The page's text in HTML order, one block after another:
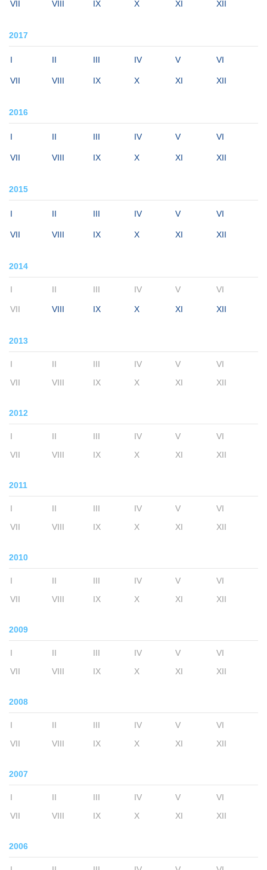
VII VIII IX X XI XII
2017
I II III IV V VI
VII VIII IX X XI XII
2016
I II III IV V VI
VII VIII IX X XI XII
2015
I II III IV V VI
VII VIII IX X XI XII
2014
I II III IV V VI
VII VIII IX X XI XII
2013
I II III IV V
VI
VII
VIII IX X XI XII
2012
I II III IV V
VI
VII
VIII IX X XI XII
2011
I II III IV V
VI
VII
VIII IX X XI XII
2010
I II III IV V
VI
VII
VIII IX X XI XII
2009
I II III IV V
VI
VII
VIII IX X XI XII
2008
I II III IV V
VI
VII
VIII IX X XI XII
2007
I II III IV V
VI
VII
VIII IX X XI XII
2006